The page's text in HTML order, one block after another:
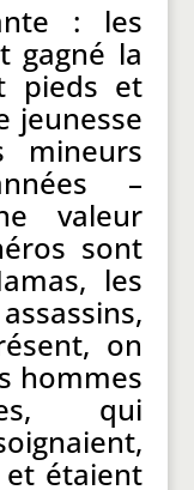
: les
gagné la
pieds et
jeunesse
mineurs
–
valeur
sont
les
on
hommes
qui
et étaient